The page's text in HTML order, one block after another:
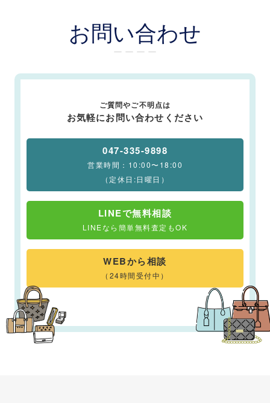
お問い合わせ
ー ー ー ー
ご質問やご不明点は
お気軽にお問い合わせください
047-335-9898
営業時間：10:00〜18:00
（定休日:日曜日）
LINEで無料相談
LINEなら簡単無料査定もOK
WEBから相談
（24時間受付中）